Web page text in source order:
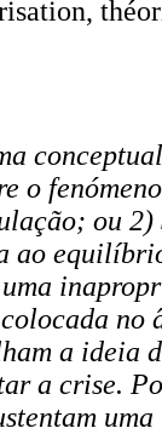
o
ou
ao
no
a ideia
a crise.